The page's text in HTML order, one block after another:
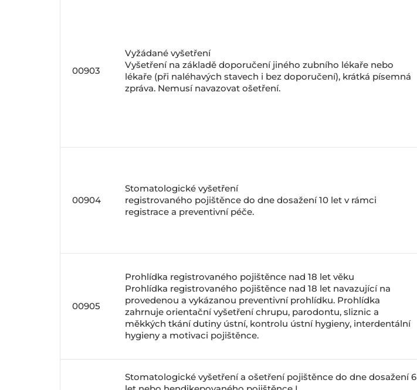
00903
Vyžádané vyšetření
Vyšetření na základě doporučení jiného zubního lékaře nebo
lékaře (při naléhavých stavech i bez doporučení), krátká písemná
zpráva. Nemusí navazovat ošetření.
00904
Stomatologické vyšetření
registrovaného pojištěnce do dne dosažení 10 let v rámci
registrace a preventivní péče.
00905
Prohlídka registrovaného pojištěnce nad 18 let věku
Prohlídka registrovaného pojištěnce nad 18 let navazující na
provedenou a vykázanou preventivní prohlídku. Prohlídka
zahrnuje orientační vyšetření chrupu, parodontu, sliznic a
měkkých tkání dutiny ústní, kontrolu ústní hygieny, interdentální
hygieny a motivaci pojištěnce.
Stomatologické vyšetření a ošetření pojištěnce do dne dosažení 6